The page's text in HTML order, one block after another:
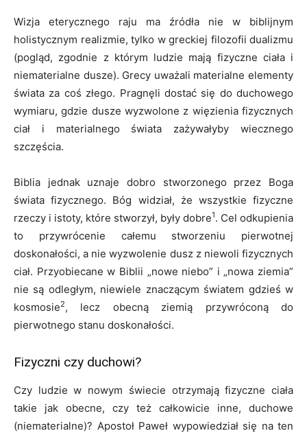
Wizja eterycznego raju ma źródła nie w biblijnym
holistycznym realizmie, tylko w greckiej filozofii dualizmu
(pogląd, zgodnie z którym ludzie mają fizyczne ciała i
niematerialne dusze). Grecy uważali materialne elementy
świata za coś złego. Pragnęli dostać się do duchowego
wymiaru, gdzie dusze wyzwolone z więzienia fizycznych
ciał i materialnego świata zażywałyby wiecznego
szczęścia.
Biblia jednak uznaje dobro stworzonego przez Boga
świata fizycznego. Bóg widział, że wszystkie fizyczne
rzeczy i istoty, które stworzył, były dobre1. Cel odkupienia
to przywrócenie całemu stworzeniu pierwotnej
doskonałości, a nie wyzwolenie dusz z niewoli fizycznych
ciał. Przyobiecane w Biblii „nowe niebo” i „nowa ziemia”
nie są odległym, niewiele znaczącym światem gdzieś w
kosmosie2, lecz obecną ziemią przywróconą do
pierwotnego stanu doskonałości.
Fizyczni czy duchowi?
Czy ludzie w nowym świecie otrzymają fizyczne ciała
takie jak obecne, czy też całkowicie inne, duchowe
(niematerialne)? Apostoł Paweł wypowiedział się na ten